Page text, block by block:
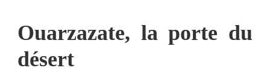
Ouarzazate, la porte du
désert